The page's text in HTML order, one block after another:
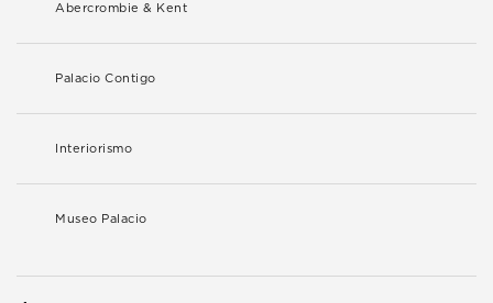
Abercrombie & Kent
Palacio Contigo
Interiorismo
Museo Palacio